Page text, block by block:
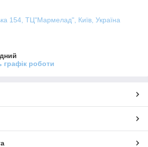
154, ТЦ"Мармелад", Київ, Україна
графік роботи